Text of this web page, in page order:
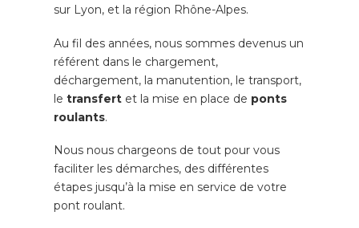
sur Lyon, et la région Rhône-Alpes.
Au fil des années, nous sommes devenus un
référent dans le chargement,
déchargement, la manutention, le transport,
le transfert et la mise en place de ponts
roulants.
Nous nous chargeons de tout pour vous
faciliter les démarches, des différentes
étapes jusqu’à la mise en service de votre
pont roulant.